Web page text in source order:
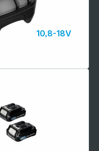
DeWalt DCB1102-QW Akku-Ladegerät 10,8-18V